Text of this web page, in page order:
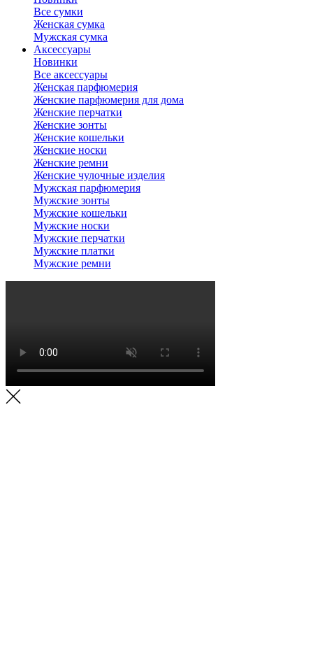
Все сумки
Женская сумка
Мужская сумка
Аксессуары
Новинки
Все аксессуары
Женская парфюмерия
Женские парфюмерия для дома
Женские перчатки
Женские зонты
Женские кошельки
Женские носки
Женские ремни
Женские чулочные изделия
Мужская парфюмерия
Мужские зонты
Мужские кошельки
Мужские носки
Мужские перчатки
Мужские платки
Мужские ремни